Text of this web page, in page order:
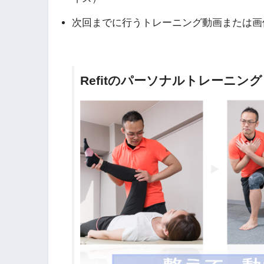
次回までに行うトレーニング動画または
Refitのパーソナルトレーニング